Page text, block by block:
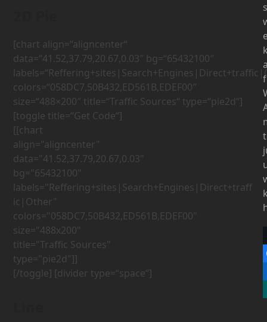
[chart align=“aligncenter“
data=“41.52,37.79,20.67,0.03″ bg=“65432100″
colors=“058DC7,50B432,ED561B,EDEF00″
size=“488×200″ title=“Traffic Sources“ type=“pie2d“]
[toggle title=“Get Code“]
[[chart
align="aligncenter"
data="41.52,37.79,20.67,0.03"
bg="65432100"
labels="Reffering+sites|Search+Engines|Direct+traff
ic|Other"
colors="058DC7,50B432,ED561B,EDEF00"
size="488x200"
title="Traffic Sources"
[/toggle] [divider type=“space“]